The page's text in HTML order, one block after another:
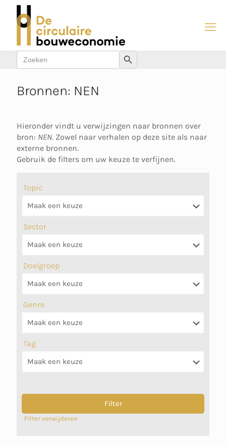
Zoek
naar:
Zoekknop
Bronnen: NEN
Hieronder vindt u verwijzingen naar bronnen over
bron: NEN. Zowel naar verhalen op deze site als naar
externe bronnen.
Gebruik de filters om uw keuze te verfijnen.
Topic
Sector
Doelgroep
Genre
Tag
Filter verwijderen